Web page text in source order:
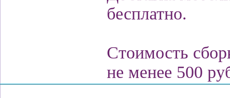
бесплатно.
Стоимость
не менее 500